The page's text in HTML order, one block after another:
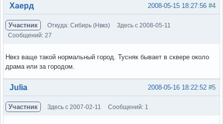
Вне форума #4
2008-05-15 18:27:56
Хаерд
Участник Откуда: Сибирь (Нвкз)
Здесь с 2008-05-11
Сообщений: 27
Нвкз ваще такой нормальный город. Тусняк бывает в сквере около
драма или за городом.
Вне форума #5
2008-05-16 18:22:52
Julia
Участник Здесь с 2007-02-11 Сообщений: 1